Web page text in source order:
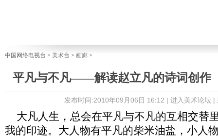
中国网络电视台 > 美术台 > 画廊 >
平凡与不凡——解读赵立凡的诗词创作
发布时间:2010年09月06日 16:12 | 进入美术论坛|
大凡人生，总会在平凡与不凡的互相交替
我的印迹。大人物有平凡的柴米油盐，小人